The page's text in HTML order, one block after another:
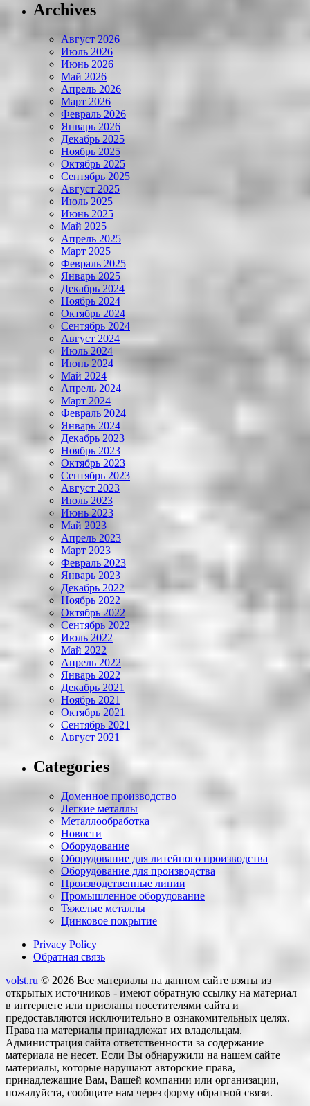
Archives
Август 2026
Июль 2026
Июнь 2026
Май 2026
Апрель 2026
Март 2026
Февраль 2026
Январь 2026
Декабрь 2025
Ноябрь 2025
Октябрь 2025
Сентябрь 2025
Август 2025
Июль 2025
Июнь 2025
Май 2025
Апрель 2025
Март 2025
Февраль 2025
Январь 2025
Декабрь 2024
Ноябрь 2024
Октябрь 2024
Сентябрь 2024
Август 2024
Июль 2024
Июнь 2024
Май 2024
Апрель 2024
Март 2024
Февраль 2024
Январь 2024
Декабрь 2023
Ноябрь 2023
Октябрь 2023
Сентябрь 2023
Август 2023
Июль 2023
Июнь 2023
Май 2023
Апрель 2023
Март 2023
Февраль 2023
Январь 2023
Декабрь 2022
Ноябрь 2022
Октябрь 2022
Сентябрь 2022
Июль 2022
Май 2022
Апрель 2022
Январь 2022
Декабрь 2021
Ноябрь 2021
Октябрь 2021
Сентябрь 2021
Август 2021
Categories
Доменное производство
Легкие металлы
Металлообработка
Новости
Оборудование
Оборудование для литейного производства
Оборудование для производства
Производственные линии
Промышленное оборудование
Тяжелые металлы
Цинковое покрытие
Privacy Policy
Обратная связь
volst.ru © 2026 Все материалы на данном сайте взяты из
открытых источников - имеют обратную ссылку на материал
в интернете или присланы посетителями сайта и
предоставляются исключительно в ознакомительных целях.
Права на материалы принадлежат их владельцам.
Администрация сайта ответственности за содержание
материала не несет. Если Вы обнаружили на нашем сайте
материалы, которые нарушают авторские права,
принадлежащие Вам, Вашей компании или организации,
пожалуйста, сообщите нам через форму обратной связи.